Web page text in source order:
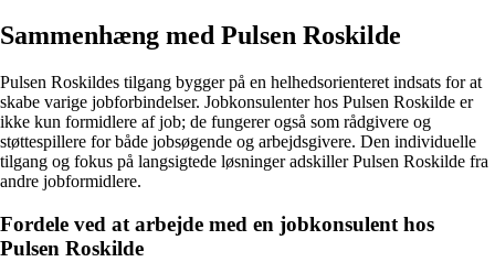
Sammenhæng med Pulsen Roskilde
Pulsen Roskildes tilgang bygger på en helhedsorienteret indsats for at
skabe varige jobforbindelser. Jobkonsulenter hos Pulsen Roskilde er
ikke kun formidlere af job; de fungerer også som rådgivere og
støttespillere for både jobsøgende og arbejdsgivere. Den individuelle
tilgang og fokus på langsigtede løsninger adskiller Pulsen Roskilde fra
andre jobformidlere.
Fordele ved at arbejde med en jobkonsulent hos
Pulsen Roskilde